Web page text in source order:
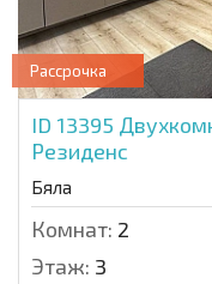
Рассрочка
ID 13395
Резиденс
Бяла
Комнат: 2
Этаж: 3